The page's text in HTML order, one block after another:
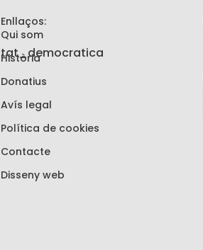
Enllaços:
Qui som
Història
Donatius
Avís legal
Política de cookies
Contacte
Disseny web